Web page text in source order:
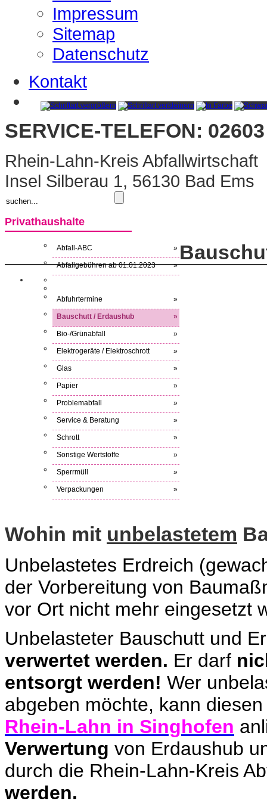
Impressum
Sitemap
Datenschutz
Kontakt
SERVICE-TELEFON:
Rhein-Lahn-Kreis Abfallwirtschaft
Insel Silberau 1, 56130 Bad Ems
Privathaushalte
Abfall-ABC »
Abfallgebühren ab 01.01.2023 »
Abfuhrtermine »
Bauschutt / Erdaushub »
Bio-/Grünabfall »
Elektrogeräte / Elektroschrott »
Glas »
Papier »
Problemabfall »
Service & Beratung »
Schrott »
Sonstige Wertstoffe »
Sperrmüll »
Verpackungen »
Wohin mit unbelastetem
Unbelastetes Erdreich
der Vorbereitung von
vor Ort nicht mehr eingesetzt
Unbelasteter Bauschutt und
verwertet werden. Er darf
entsorgt werden! Wer
abgeben möchte, kann
Rhein-Lahn in Singhofen
Verwertung von Erdaushub
durch die Rhein-Lahn-Kreis
werden.